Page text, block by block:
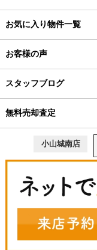
お気に入り物件一覧
お客様の声
スタッフブログ
無料売却査定
小山城南店